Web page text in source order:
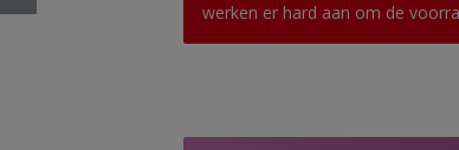
werken er hard aan om de